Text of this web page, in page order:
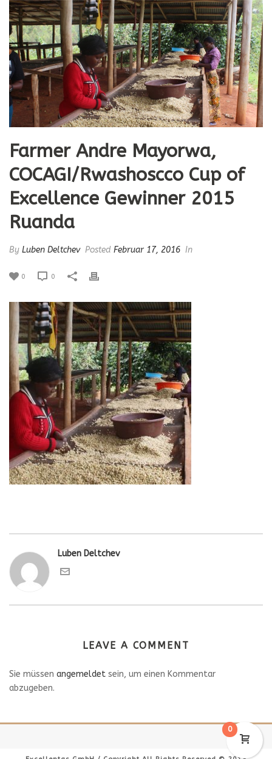
Farmer Andre Mayorwa,
COCAGI/Rwashoscco Cup of
Excellence Gewinner 2015
Ruanda
By Luben Deltchev Posted Februar 17, 2016 In
0 0
Luben Deltchev
LEAVE A COMMENT
Sie müssen angemeldet sein, um einen Kommentar
abzugeben.
0